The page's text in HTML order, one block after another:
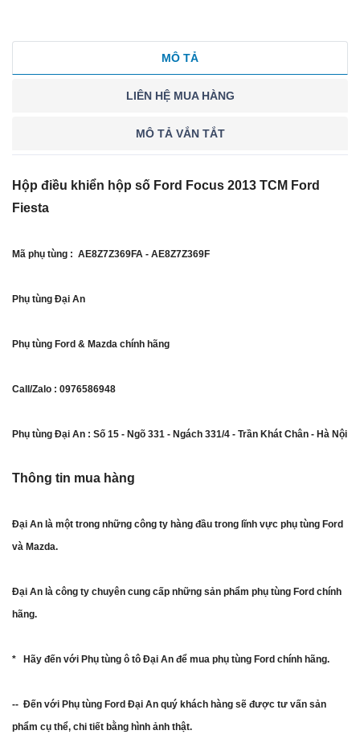
MÔ TẢ
LIÊN HỆ MUA HÀNG
MÔ TẢ VẮN TẮT
Hộp điều khiển hộp số Ford Focus 2013 TCM Ford
Fiesta
Mã phụ tùng : AE8Z7Z369FA - AE8Z7Z369F
Phụ tùng Đại An
Phụ tùng Ford & Mazda chính hãng
Call/Zalo : 0976586948
Phụ tùng Đại An : Số 15 - Ngõ 331 - Ngách 331/4 - Trần Khát Chân - Hà Nội
Thông tin mua hàng
Đại An là một trong những công ty hàng đầu trong lĩnh vực phụ tùng Ford
và Mazda.
Đại An là công ty chuyên cung cấp những sản phẩm phụ tùng Ford chính
hãng.
* Hãy đến với Phụ tùng ô tô Đại An để mua phụ tùng Ford chính hãng.
-- Đến với Phụ tùng Ford Đại An quý khách hàng sẽ được tư vấn sản
phẩm cụ thể, chi tiết bằng hình ảnh thật.